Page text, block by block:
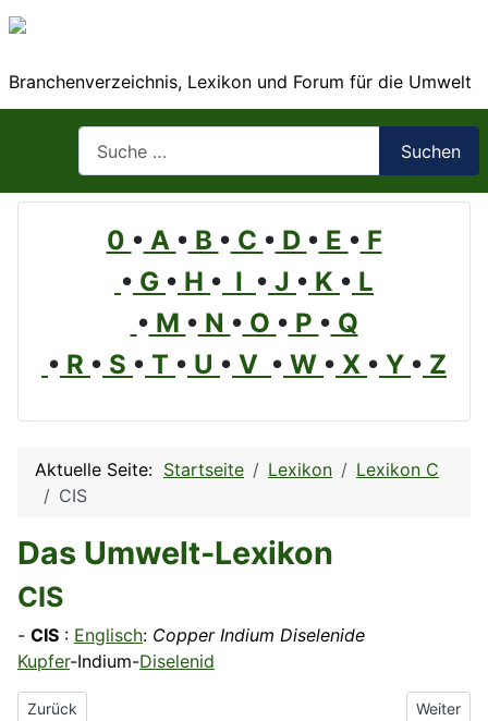
Branchenverzeichnis, Lexikon und Forum für die Umwelt
Suchen
0 • A • B • C • D • E • F
• G • H • I • J • K • L
• M • N • O • P • Q
• R • S • T • U • V • W • X • Y • Z
Aktuelle Seite: Startseite Lexikon
Lexikon C
CIS
Das Umwelt-Lexikon
CIS
- CIS : Englisch: Copper Indium Diselenide
Kupfer-Indium-Diselenid
Vorheriger Beitrag: CIPRA
Zurück Nächster
Weiter